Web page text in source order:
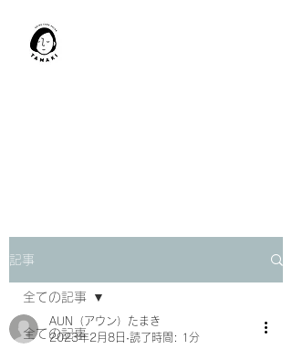
記事
全ての記事
全ての記事
AUN（アウン）たまき
2023年2月8日 読了時間: 1分